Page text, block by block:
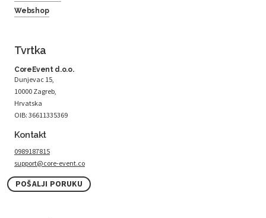
Webshop
Tvrtka
CoreEvent d.o.o.
Dunjevac 15,
10000 Zagreb,
Hrvatska
OIB: 36611335369
Kontakt
0989187815
support@core-event.co
POŠALJI PORUKU